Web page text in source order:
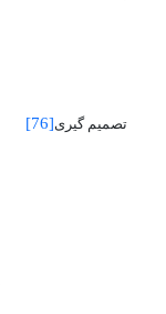
تصمیم گیری[76]